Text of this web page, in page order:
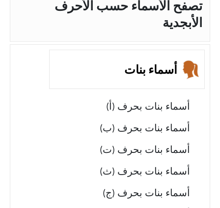
تصفح الأسماء حسب الأحرف
الأبجدية
أسماء بنات
أسماء بنات بحرف (أ)
أسماء بنات بحرف (ب)
أسماء بنات بحرف (ت)
أسماء بنات بحرف (ث)
أسماء بنات بحرف (ج)